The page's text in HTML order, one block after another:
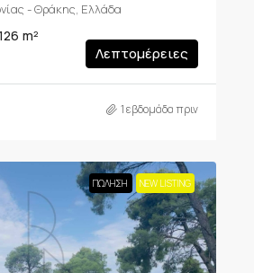
- Θράκης, Ελλάδα
m²
Λεπτομέρειες
1 εβδομάδα πριν
ΠΏΛΗΣΗ NEW LISTING